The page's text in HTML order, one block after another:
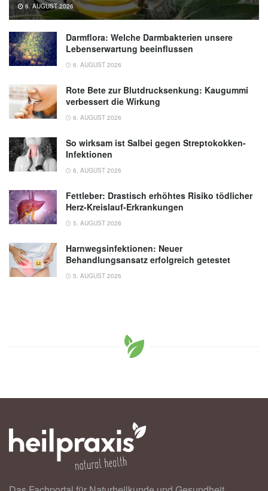
6. AUGUST 2026
Darmflora: Welche Darmbakterien unsere
Lebenserwartung beeinflussen
6. AUGUST 2026
Rote Bete zur Blutdrucksenkung: Kaugummi
verbessert die Wirkung
6. AUGUST 2026
So wirksam ist Salbei gegen Streptokokken-
Infektionen
6. AUGUST 2026
Fettleber: Drastisch erhöhtes Risiko tödlicher
Herz-Kreislauf-Erkrankungen
5. AUGUST 2026
Harnwegsinfektionen: Neuer
Behandlungsansatz erfolgreich getestet
5. AUGUST 2026